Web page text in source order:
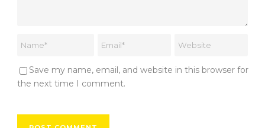
Save my name, email, and website in this browser for
the next time I comment.